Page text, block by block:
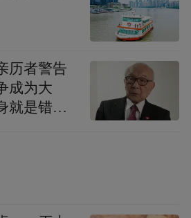
历者警告
成为大
就是错误